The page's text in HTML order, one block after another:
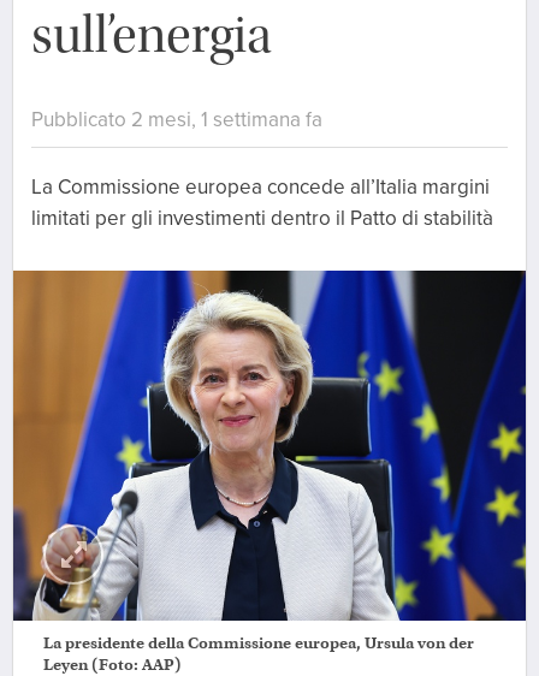
sull’energia
Pubblicato 2 mesi, 1 settimana fa
La Commissione europea concede all’Italia margini
limitati per gli investimenti dentro il Patto di stabilità
La presidente della Commissione europea, Ursula von der
Leyen (Foto: AAP)